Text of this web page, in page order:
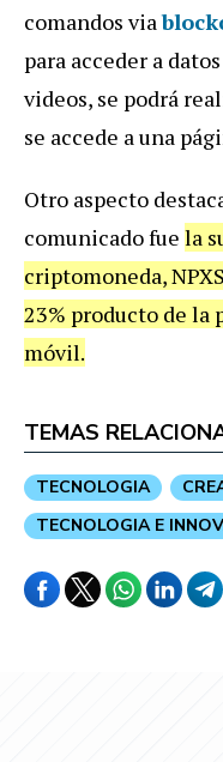
comandos via
para acceder a
videos, se podrá
se accede a una
Otro aspecto
comunicado fue la
criptomoneda,
23% producto de
móvil.
TEMAS
TECNOLOGIA
TECNOLOGIA E